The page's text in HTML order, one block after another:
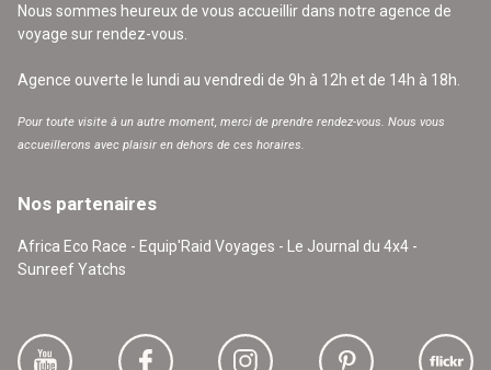
Nous sommes heureux de vous accueillir dans notre agence de
voyage sur rendez-vous.
Agence ouverte le lundi au vendredi de 9h à 12h et de 14h à 18h.
Pour toute visite à un autre moment, merci de prendre rendez-vous. Nous vous
accueillerons avec plaisir en dehors de ces horaires.
Nos partenaires
Africa Eco Race - Equip'Raid Voyages - Le Journal du 4x4 -
Sunreef Yatchs